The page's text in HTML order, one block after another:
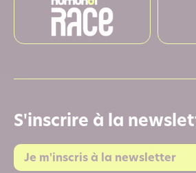
S'inscrire à la
Je m'inscris à la newsletter